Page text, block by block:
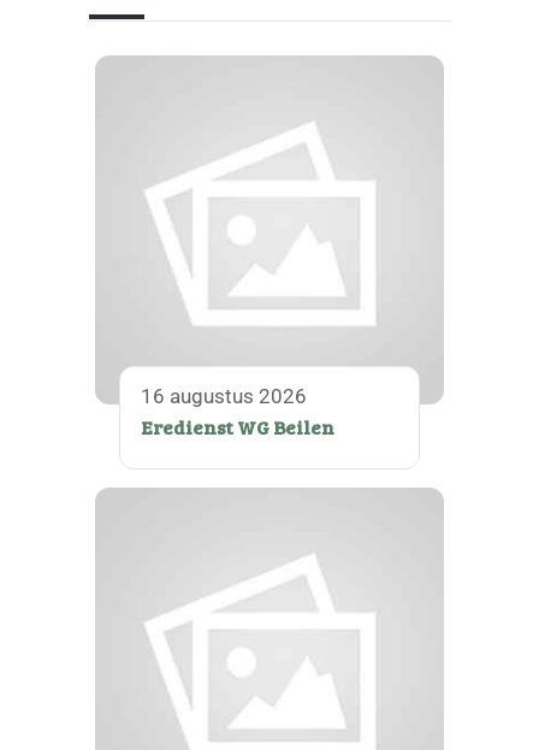
16 augustus 2026
Eredienst WG Beilen